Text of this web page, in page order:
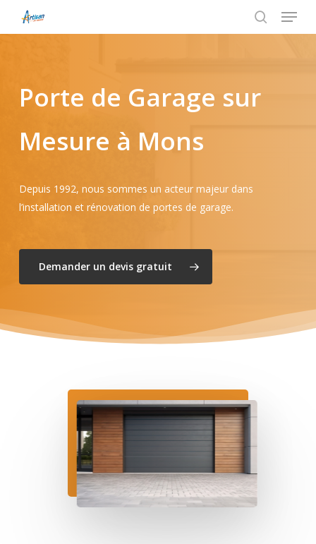
search
Menu
Porte de Garage sur
Mesure à Mons
Depuis 1992, nous sommes un acteur majeur dans
l’installation et rénovation de portes de garage.
Demander un devis gratuit